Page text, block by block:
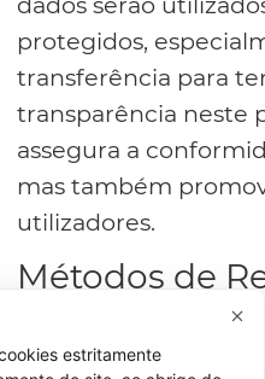
protegidos,
transferência para
transparência neste
assegura a
mas também
utilizadores.
Métodos de
estritamente